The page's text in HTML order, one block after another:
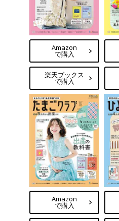
Amazon
で購入
楽天ブックス
で購入
Amazon
で購入